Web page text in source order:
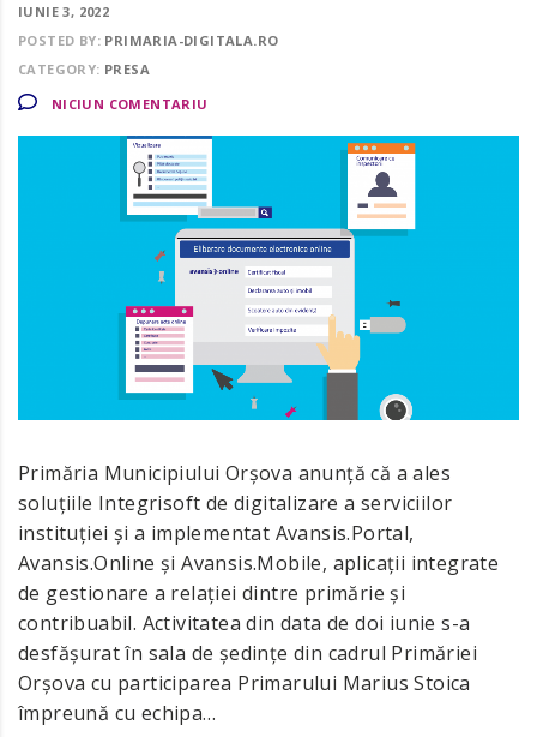
IUNIE 3, 2022
POSTED BY: PRIMARIA-DIGITALA.RO
CATEGORY: PRESA
NICIUN COMENTARIU
Primăria Municipiului Orșova anunță că a ales
soluțiile Integrisoft de digitalizare a serviciilor
instituției și a implementat Avansis.Portal,
Avansis.Online și Avansis.Mobile, aplicații integrate
de gestionare a relației dintre primărie și
contribuabil. Activitatea din data de doi iunie s-a
desfășurat în sala de ședințe din cadrul Primăriei
Orșova cu participarea Primarului Marius Stoica
împreună cu echipa…